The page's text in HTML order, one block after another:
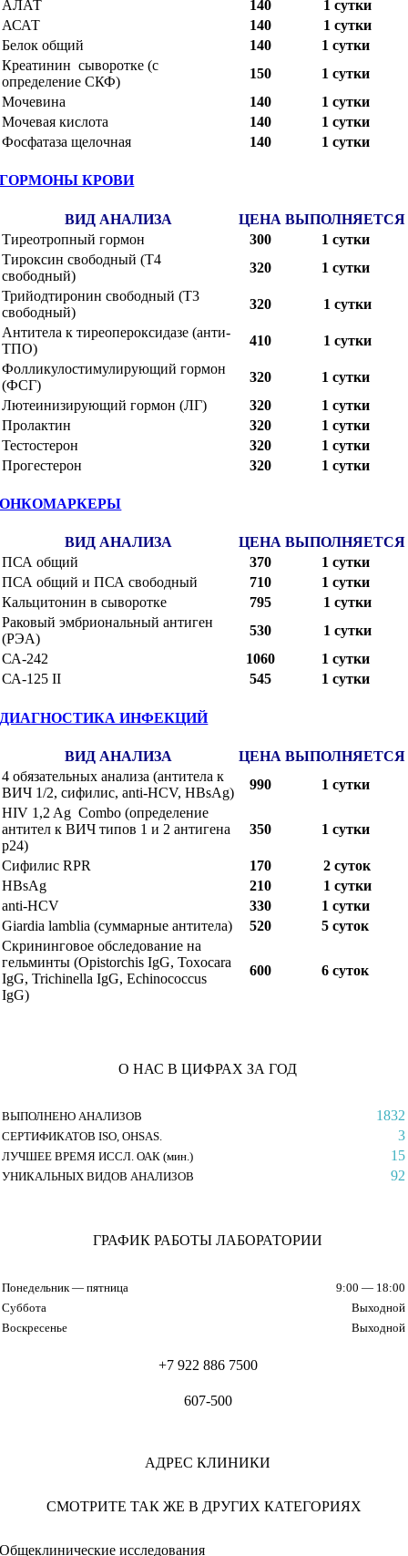
АЛАТ 140
1 сутки
АСАТ
140
1 сутки
Белок общий
140
1 сутки
Креатинин сыворотке (с
определение СКФ)
150
1 сутки
Мочевина
140
1 сутки
Мочевая кислота
140
1 сутки
Фосфатаза щелочная
140 1 сутки
ГОРМОНЫ КРОВИ
ВИД АНАЛИЗА ЦЕНА ВЫПОЛНЯЕТСЯ
Тиреотропный гормон
300
1 сутки
Тироксин свободный (Т4
свободный)
320
1 сутки
Трийодтиронин свободный (Т3
свободный)
320
1 сутки
Антитела к тиреопероксидазе (анти-
ТПО)
410
1 сутки
Фолликулостимулирующий гормон
(ФСГ)
320
1 сутки
Лютеинизирующий гормон (ЛГ)
320
1 сутки
Пролактин
320
1 сутки
Тестостерон
320
1 сутки
Прогестерон
320 1 сутки
ОНКОМАРКЕРЫ
ВИД АНАЛИЗА ЦЕНА ВЫПОЛНЯЕТСЯ
ПСА общий
370
1 сутки
ПСА общий и ПСА свободный
710
1 сутки
Кальцитонин в сыворотке
795
1 сутки
Раковый эмбриональный антиген
(РЭА)
530
1 сутки
СА-242
1060
1 сутки
СА-125 II
545 1 сутки
ДИАГНОСТИКА ИНФЕКЦИЙ
ВИД АНАЛИЗА ЦЕНА ВЫПОЛНЯЕТСЯ
4 обязательных анализа (антитела к
ВИЧ 1/2, сифилис, anti-HCV, HBsAg)
990
1 сутки
HIV 1,2 Ag Combo (определение
антител к ВИЧ типов 1 и 2 антигена
р24)
350 1 сутки
Сифилис RPR 170
2 суток
HBsAg
210
1 сутки
anti-HCV
330
1 сутки
Giardia lamblia (суммарные антитела)
520
5 суток
Скрининговое обследование на
гельминты (Opistorchis IgG, Toxocara
IgG, Trichinella IgG, Echinococcus
IgG)
600 6 cуток
О НАС В ЦИФРАХ ЗА ГОД
ВЫПОЛНЕНО АНАЛИЗОВ 1832
СЕРТИФИКАТОВ ISO, OHSAS. 3
ЛУЧШЕЕ ВРЕМЯ ИССЛ. ОАК (мин.) 15
УНИКАЛЬНЫХ ВИДОВ АНАЛИЗОВ 92
ГРАФИК РАБОТЫ ЛАБОРАТОРИИ
Понедельник — пятница
9:00 — 18:00
Суббота
Выходной
Воскресенье
Выходной
+7 922 886 7500
607-500
АДРЕС КЛИНИКИ
СМОТРИТЕ ТАК ЖЕ В ДРУГИХ КАТЕГОРИЯХ
Общеклинические исследования